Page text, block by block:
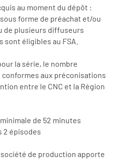
au moment du dépôt :
forme de préachat et/ou
de plusieurs diffuseurs
éligibles au FSA.
la série, le nombre
conformes aux préconisations
entre le CNC et la Région
de 52 minutes
2 épisodes
de production apporte